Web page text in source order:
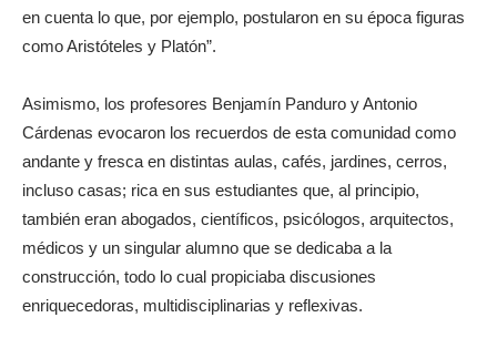
en cuenta lo que, por ejemplo, postularon en su época figuras
como Aristóteles y Platón”.
Asimismo, los profesores Benjamín Panduro y Antonio
Cárdenas evocaron los recuerdos de esta comunidad como
andante y fresca en distintas aulas, cafés, jardines, cerros,
incluso casas; rica en sus estudiantes que, al principio,
también eran abogados, científicos, psicólogos, arquitectos,
médicos y un singular alumno que se dedicaba a la
construcción, todo lo cual propiciaba discusiones
enriquecedoras, multidisciplinarias y reflexivas.